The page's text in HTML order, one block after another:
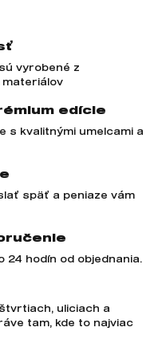
vyrobené z
materiálov
edície
s kvalitnými umelcami a
späť a peniaze vám
24 hodín od objednania.
uliciach a
tam, kde to najviac